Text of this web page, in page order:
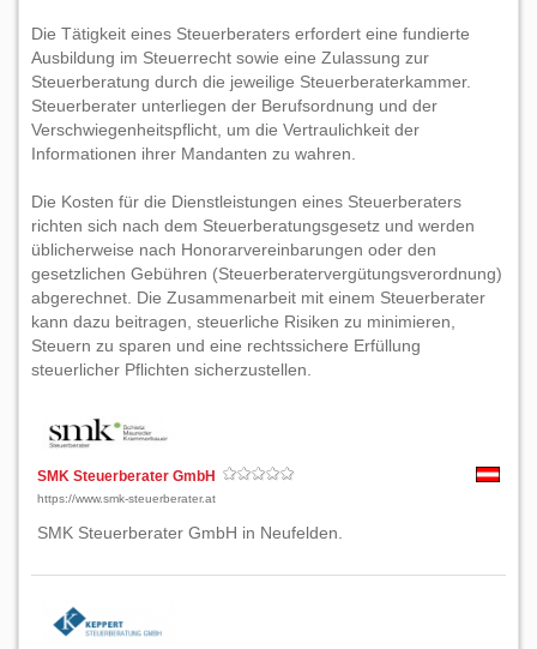
Die Tätigkeit eines Steuerberaters erfordert eine fundierte
Ausbildung im Steuerrecht sowie eine Zulassung zur
Steuerberatung durch die jeweilige Steuerberaterkammer.
Steuerberater unterliegen der Berufsordnung und der
Verschwiegenheitspflicht, um die Vertraulichkeit der
Informationen ihrer Mandanten zu wahren.
Die Kosten für die Dienstleistungen eines Steuerberaters
richten sich nach dem Steuerberatungsgesetz und werden
üblicherweise nach Honorarvereinbarungen oder den
gesetzlichen Gebühren (Steuerberatervergütungsverordnung)
abgerechnet. Die Zusammenarbeit mit einem Steuerberater
kann dazu beitragen, steuerliche Risiken zu minimieren,
Steuern zu sparen und eine rechtssichere Erfüllung
steuerlicher Pflichten sicherzustellen.
SMK Steuerberater GmbH
https://www.smk-steuerberater.at
SMK Steuerberater GmbH in Neufelden.